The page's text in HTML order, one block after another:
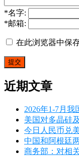
*名字:
*邮箱:
在此浏览器中保
近期文章
2026年1-7月
美国对多晶硅
今日人民币兑
中国和阿根廷
商务部：对相